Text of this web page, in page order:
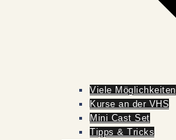
Viele Möglichkeiten
Kurse an der VHS
Mini Cast Set
Tipps & Tricks